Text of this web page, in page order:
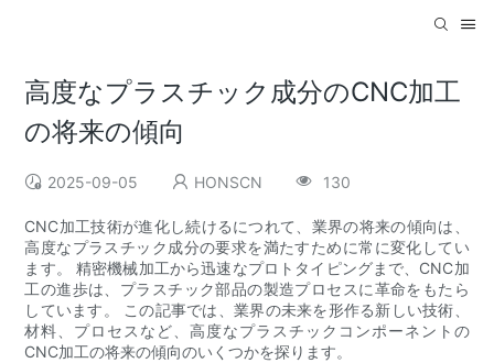
高度なプラスチック成分のCNC加工
の将来の傾向
2025-09-05 HONSCN 130
CNC加工技術が進化し続けるにつれて、業界の将来の傾向は、
高度なプラスチック成分の要求を満たすために常に変化してい
ます。 精密機械加工から迅速なプロトタイピングまで、CNC加
工の進歩は、プラスチック部品の製造プロセスに革命をもたら
しています。 この記事では、業界の未来を形作る新しい技術、
材料、プロセスなど、高度なプラスチックコンポーネントの
CNC加工の将来の傾向のいくつかを探ります。